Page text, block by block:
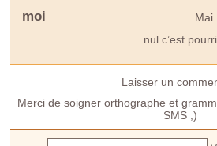
moi Mai
nul c’est pourri
Laisser un
Merci de soigner orthographe et
SMS ;)